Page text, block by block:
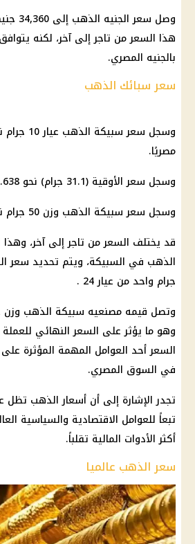
وصل
هذا السعر من تاجر إلى آخر، لكنه
بالجنيه المصري.
سعر سبائك الذهب
مصريًا.
وسجل سعر الأوقية (31.1 جرام) نحو 152.638 جنيها.
وسجل سعر سبيكة الذهب وزن 50 جرام نحو 245.400 جنيها .
قد يختلف السعر من تاجر إلى آخر،
الذهب في السبيكة، ويتم تحديد سعر
جرام واحد من عيار 24 .
وهو ما يؤثر على السعر النهائي للعملة
السعر أحد العوامل المهمة المؤثرة
في السوق المصري.
تجدر الإشارة إلى أن أسعار الذهب تظل
تبعاً للعوامل الاقتصادية والسياسية
أكثر الأدوات المالية تقلباً.
سعر الذهب عالميا